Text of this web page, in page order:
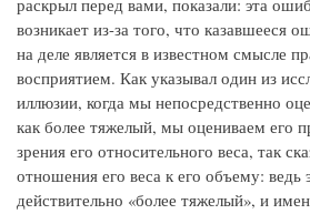
раскрыл перед вами, показали: эта
возникает из-за того, что казавшееся
на деле является в известном смысле
восприятием. Как указывал один из
иллюзии, когда мы непосредственно
как более тяжелый, мы оцениваем его
зрения его относительного веса, так
отношения его веса к его объему: ведь
действительно «более тяжелый», и